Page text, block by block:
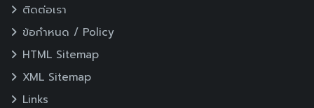
ติดต่อเรา
ข้อกำหนด / Policy
HTML Sitemap
XML Sitemap
Links